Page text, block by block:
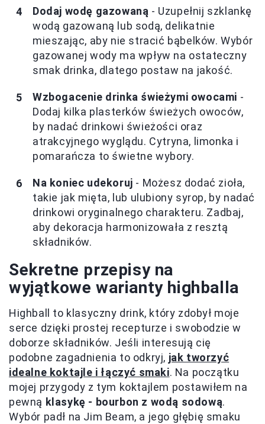
Dodaj wodę gazowaną - Uzupełnij szklankę
wodą gazowaną lub sodą, delikatnie
mieszając, aby nie stracić bąbelków. Wybór
gazowanej wody ma wpływ na ostateczny
smak drinka, dlatego postaw na jakość.
Wzbogacenie drinka świeżymi owocami -
Dodaj kilka plasterków świeżych owoców,
by nadać drinkowi świeżości oraz
atrakcyjnego wyglądu. Cytryna, limonka i
pomarańcza to świetne wybory.
Na koniec udekoruj - Możesz dodać zioła,
takie jak mięta, lub ulubiony syrop, by nadać
drinkowi oryginalnego charakteru. Zadbaj,
aby dekoracja harmonizowała z resztą
składników.
Sekretne przepisy na
wyjątkowe warianty highballa
Highball to klasyczny drink, który zdobył moje
serce dzięki prostej recepturze i swobodzie w
doborze składników. Jeśli interesują cię
podobne zagadnienia to odkryj, jak tworzyć
idealne koktajle i łączyć smaki. Na początku
mojej przygody z tym koktajlem postawiłem na
pewną klasykę - bourbon z wodą sodową.
Wybór padł na Jim Beam, a jego głębię smaku